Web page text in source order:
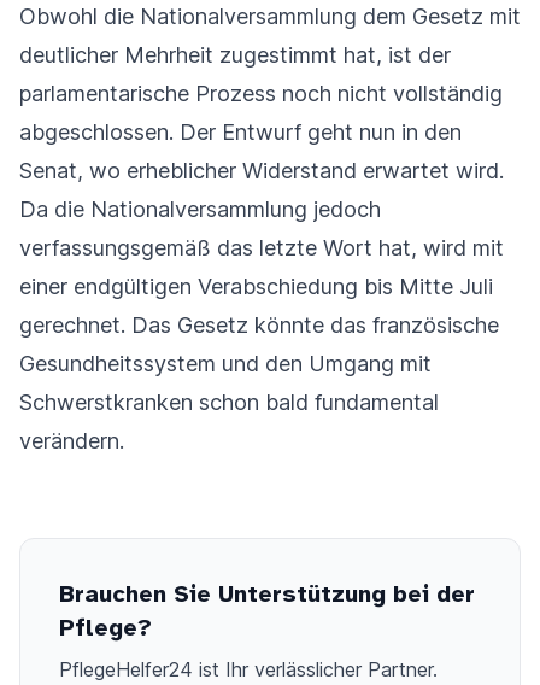
Obwohl die Nationalversammlung dem Gesetz mit
deutlicher Mehrheit zugestimmt hat, ist der
parlamentarische Prozess noch nicht vollständig
abgeschlossen. Der Entwurf geht nun in den
Senat, wo erheblicher Widerstand erwartet wird.
Da die Nationalversammlung jedoch
verfassungsgemäß das letzte Wort hat, wird mit
einer endgültigen Verabschiedung bis Mitte Juli
gerechnet. Das Gesetz könnte das französische
Gesundheitssystem und den Umgang mit
Schwerstkranken schon bald fundamental
verändern.
Brauchen Sie Unterstützung bei der
Pflege?
PflegeHelfer24 ist Ihr verlässlicher Partner.